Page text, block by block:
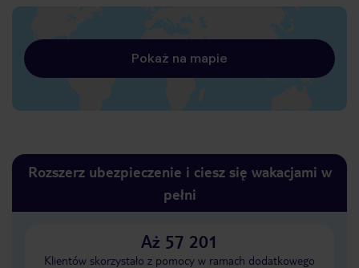
Pokaż na mapie
Rozszerz ubezpieczenie i ciesz się wakacjami w
pełni
Aż 57 201
Klientów skorzystało z pomocy w ramach dodatkowego